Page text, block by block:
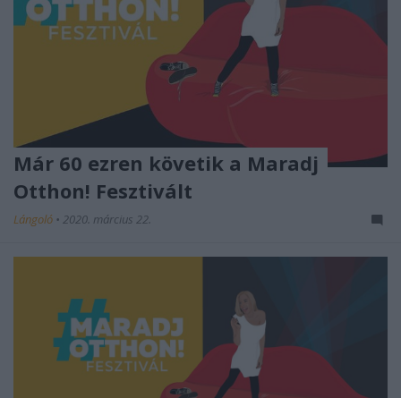
Már 60 ezren követik a Maradj
Otthon! Fesztivált
Lángoló • 2020. március 22.